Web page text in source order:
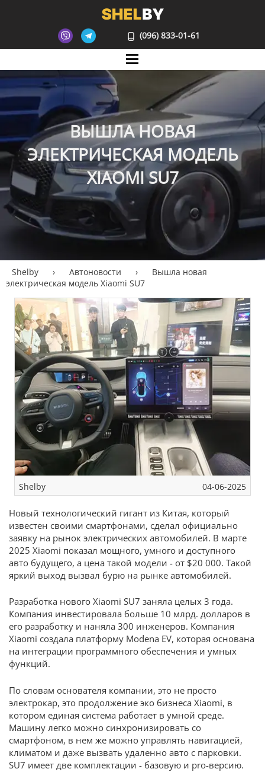
(096) 833-01-61
Mane
ВЫШЛА НОВАЯ
ЭЛЕКТРИЧЕСКАЯ МОДЕЛЬ
XIAOMI SU7
Shelby › Автоновости ›
Вышла новая
электрическая модель Xiaomi SU7
Shelby 04-06-2025
Новый технологический гигант из Китая, который
известен своими смартфонами, сделал официально
заявку на рынок электрических автомобилей. В марте
2025 Xiaomi показал мощного, умного и доступного
авто будущего, а цена такой модели - от $20 000. Такой
яркий выход вызвал бурю на рынке автомобилей.
Разработка нового Xiaomi SU7 заняла целых 3 года.
Компания инвестировала больше 10 млрд. долларов в
его разработку и наняла 300 инженеров. Компания
Xiaomi создала платформу Modena EV, которая основана
на интеграции программного обеспечения и умных
функций.
По словам основателя компании, это не просто
электрокар, это продолжение эко бизнеса Xiaomi, в
котором единая система работает в умной среде.
Машину легко можно синхронизировать со
смартфоном, в нем же можно управлять навигацией,
климатом и даже вызвать удаленно авто с парковки.
SU7 имеет две комплектации - базовую и pro-версию.